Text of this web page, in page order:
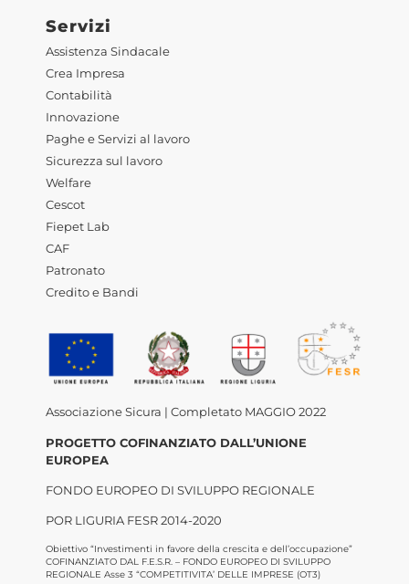
Servizi
Assistenza Sindacale
Crea Impresa
Contabilità
Innovazione
Paghe e Servizi al lavoro
Sicurezza sul lavoro
Welfare
Cescot
Fiepet Lab
CAF
Patronato
Credito e Bandi
Associazione Sicura | Completato MAGGIO 2022
PROGETTO COFINANZIATO DALL’UNIONE
EUROPEA
FONDO EUROPEO DI SVILUPPO REGIONALE
POR LIGURIA FESR 2014-2020
Obiettivo “Investimenti in favore della crescita e dell’occupazione”
COFINANZIATO DAL F.E.S.R. – FONDO EUROPEO DI SVILUPPO
REGIONALE Asse 3 “COMPETITIVITA’ DELLE IMPRESE (OT3)